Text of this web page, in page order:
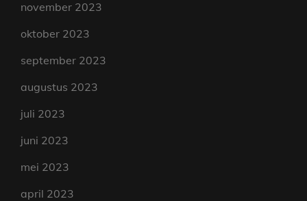
november 2023
oktober 2023
september 2023
augustus 2023
juli 2023
juni 2023
mei 2023
april 2023